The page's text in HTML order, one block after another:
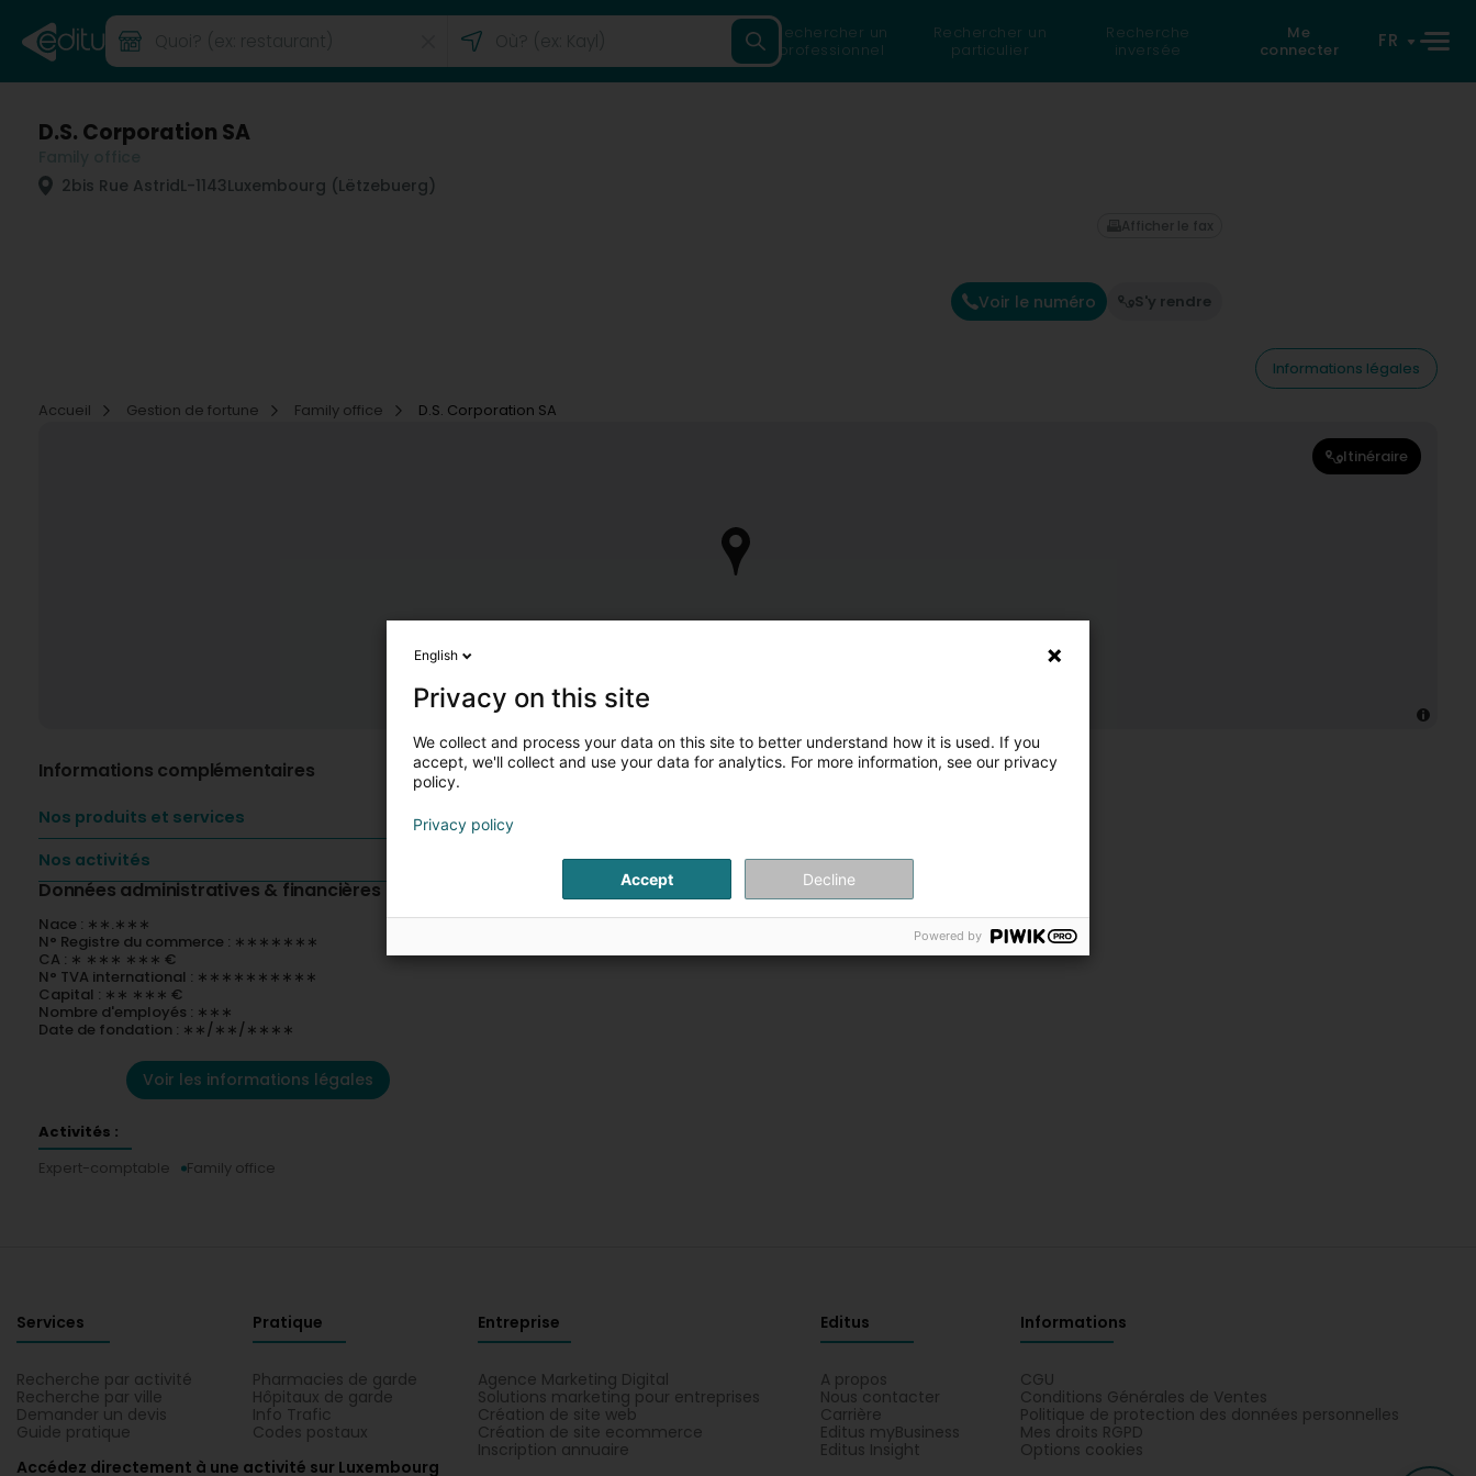
Rechercher un
professionnel
Rechercher un
particulier
Recherche
inversée
Me
connecter
FR
D.S. Corporation SA
2bis Rue AstridL-1143Luxembourg (Lëtzebuerg)
Voir le numéro S'y rendre
Afficher le fax
Informations légales
Accueil
Gestion de fortune Family office D.S. Corporation SA
Itinéraire
Informations complémentaires
Nos produits et services
Nos activités
Données administratives & financières
Nace : ∗∗.∗∗∗
N° Registre du commerce : ∗∗∗∗∗∗∗
CA : ∗ ∗∗∗ ∗∗∗ €
N° TVA international : ∗∗∗∗∗∗∗∗∗∗
Capital : ∗∗ ∗∗∗ €
Nombre d'employés : ∗∗∗
Date de fondation : ∗∗/∗∗/∗∗∗∗
Voir les informations légales
Activités :
Expert-comptable
Family office
Services
Recherche par activité
Recherche par ville
Demander un devis
Guide pratique
Pratique
Pharmacies de garde
Hôpitaux de garde
Info Trafic
Codes postaux
Entreprise
Agence Marketing Digital
Solutions marketing pour entreprises
Création de site web
Création de site ecommerce
Inscription annuaire
Editus
A propos
Nous contacter
Carrière
Editus myBusiness
Editus Insight
Informations
CGU
Conditions Générales de Ventes
Politique de protection des données personnelles
Mes droits RGPD
Options cookies
Accédez directement à une activité sur Luxembourg
English
Privacy on this site
We collect and process your data on this site to better understand how it is used. If you
accept, we'll collect and use your data for analytics. For more information, see our privacy
policy.
Privacy policy
Accept Decline
Powered by